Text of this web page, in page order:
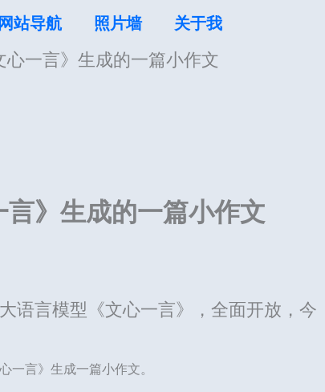
网站导航 照片墙 关于我
一言》生成的一篇小作文
》生成的一篇小作文
语言模型《文心一言》，全面开放，今
一言》生成一篇小作文。